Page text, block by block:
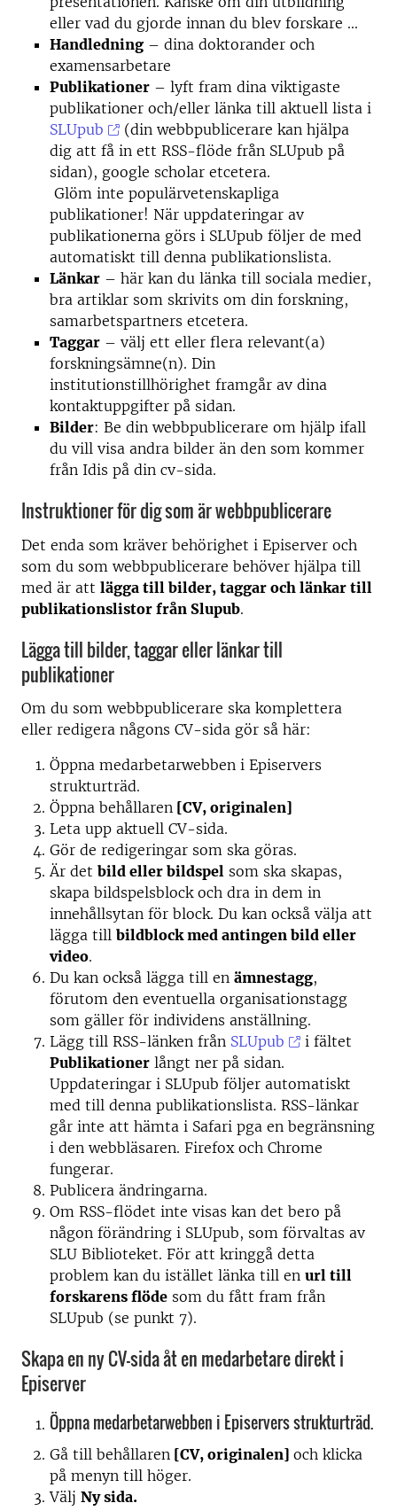
eller vad du gjorde innan du blev forskare ...
Handledning – dina doktorander och
examensarbetare
Publikationer – lyft fram dina viktigaste
publikationer och/eller länka till aktuell lista i
SLUpub
(din webbpublicerare kan hjälpa
dig att få in ett RSS-flöde från SLUpub på
sidan), google scholar etcetera.
Glöm inte populärvetenskapliga
publikationer! När uppdateringar av
publikationerna görs i SLUpub följer de med
automatiskt till denna publikationslista.
Länkar – här kan du länka till sociala medier,
bra artiklar som skrivits om din forskning,
samarbetspartners etcetera.
Taggar – välj ett eller flera relevant(a)
forskningsämne(n). Din
institutionstillhörighet framgår av dina
kontaktuppgifter på sidan.
Bilder: Be din webbpublicerare om hjälp ifall
du vill visa andra bilder än den som kommer
från Idis på din cv-sida.
Instruktioner för dig som är webbpublicerare
Det enda som kräver behörighet i Episerver och
som du som webbpublicerare behöver hjälpa till
med är att lägga till bilder, taggar och länkar till
publikationslistor från Slupub.
Lägga till bilder, taggar eller länkar till
publikationer
Om du som webbpublicerare ska komplettera
eller redigera någons CV-sida gör så här:
Öppna medarbetarwebben i Episervers
strukturträd.
Öppna behållaren [CV, originalen]
Leta upp aktuell CV-sida.
Gör de redigeringar som ska göras.
Är det bild eller bildspel som ska skapas,
skapa bildspelsblock och dra in dem in
innehållsytan för block. Du kan också välja att
lägga till bildblock med antingen bild eller
video.
Du kan också lägga till en ämnestagg,
förutom den eventuella organisationstagg
som gäller för individens anställning.
Lägg till RSS-länken från SLUpub
i fältet
Publikationer långt ner på sidan.
Uppdateringar i SLUpub följer automatiskt
med till denna publikationslista. RSS-länkar
går inte att hämta i Safari pga en begränsning
i den webbläsaren. Firefox och Chrome
fungerar.
Publicera ändringarna.
Om RSS-flödet inte visas kan det bero på
någon förändring i SLUpub, som förvaltas av
SLU Biblioteket. För att kringgå detta
problem kan du istället länka till en url till
forskarens flöde som du fått fram från
SLUpub (se punkt 7).
Skapa en ny CV-sida åt en medarbetare direkt i
Episerver
Öppna medarbetarwebben i Episervers strukturträd.
Gå till behållaren [CV, originalen] och klicka
på menyn till höger.
Välj Ny sida.